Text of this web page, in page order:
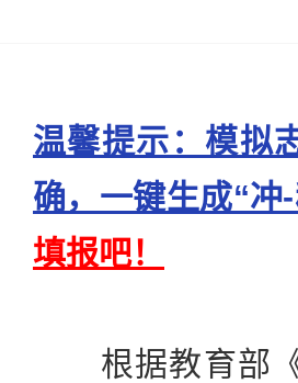
温馨提示：模拟
确，一键生成“冲-
填报吧！
根据教育部《